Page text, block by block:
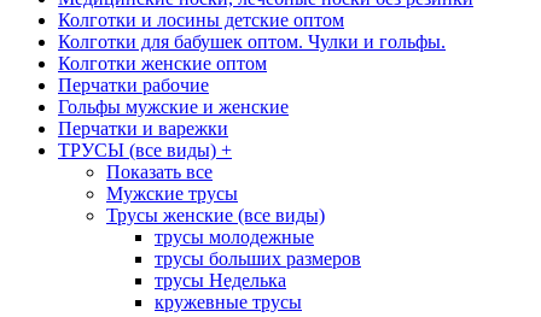
Колготки и лосины детские оптом
Колготки для бабушек оптом. Чулки и гольфы.
Колготки женские оптом
Перчатки рабочие
Гольфы мужские и женские
Перчатки и варежки
ТРУСЫ (все виды) +
Показать все
Мужские трусы
Трусы женские (все виды)
трусы молодежные
трусы больших размеров
трусы Неделька
кружевные трусы